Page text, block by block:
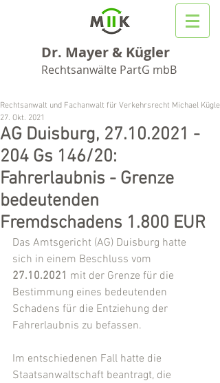
Dr. Mayer & Kügler
Rechtsanwälte PartG mbB
AG Duisburg, 27.10.2021 -
204 Gs 146/20:
Fahrerlaubnis - Grenze
bedeutenden
Fremdschadens 1.800 EUR
Rechtsanwalt und Fachanwalt für Verkehrsrecht Michael Kügler
27. Okt. 2021
Das Amtsgericht (AG) Duisburg hatte
sich in einem Beschluss vom
27.10.2021 mit der Grenze für die
Bestimmung eines bedeutenden
Schadens für die Entziehung der
Fahrerlaubnis zu befassen.
Im entschiedenen Fall hatte die
Staatsanwaltschaft beantragt, die